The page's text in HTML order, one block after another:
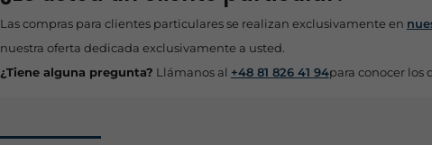
Las compras para clientes particulares se realizan exclusivamente en
nuestra oferta dedicada exclusivamente a usted.
¿Tiene alguna pregunta? Llámanos al +48 81 826 41 94para conocer los